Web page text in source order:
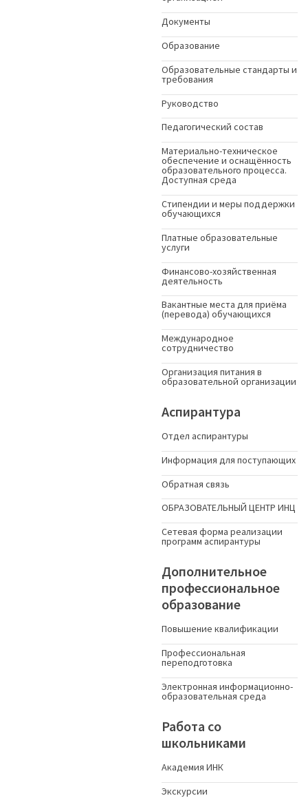
Документы
Образование
Образовательные стандарты и
требования
Руководство
Педагогический состав
Материально-техническое
обеспечение и оснащённость
образовательного процесса.
Доступная среда
Стипендии и меры поддержки
обучающихся
Платные образовательные
услуги
Финансово-хозяйственная
деятельность
Вакантные места для приёма
(перевода) обучающихся
Международное
сотрудничество
Организация питания в
образовательной организации
Аспирантура
Отдел аспирантуры
Информация для поступающих
Обратная связь
ОБРАЗОВАТЕЛЬНЫЙ ЦЕНТР ИНЦ
Сетевая форма реализации
программ аспирантуры
Дополнительное
профессиональное
образование
Повышение квалификации
Профессиональная
переподготовка
Электронная информационно-
образовательная среда
Работа со
школьниками
Академия ИНК
Экскурсии